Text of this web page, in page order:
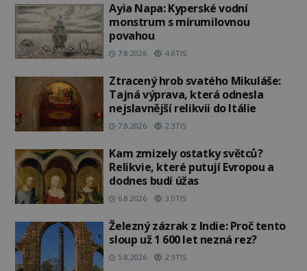
Ayia Napa: Kyperské vodní
monstrum s mírumilovnou
povahou
7.8.2026 4.8TIS
Ztracený hrob svatého Mikuláše:
Tajná výprava, která odnesla
nejslavnější relikvii do Itálie
7.8.2026 2.3TIS
Kam zmizely ostatky světců?
Relikvie, které putují Evropou a
dodnes budí úžas
6.8.2026 3.0TIS
Železný zázrak z Indie: Proč tento
sloup už 1 600 let nezná rez?
5.8.2026 2.9TIS